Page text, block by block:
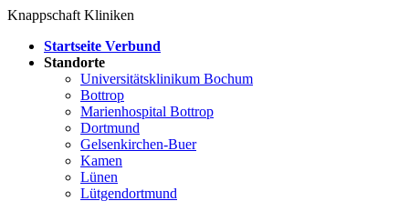
Knappschaft Kliniken
Startseite Verbund
Standorte
Universitätsklinikum Bochum
Bottrop
Marienhospital Bottrop
Dortmund
Gelsenkirchen-Buer
Kamen
Lünen
Lütgendortmund